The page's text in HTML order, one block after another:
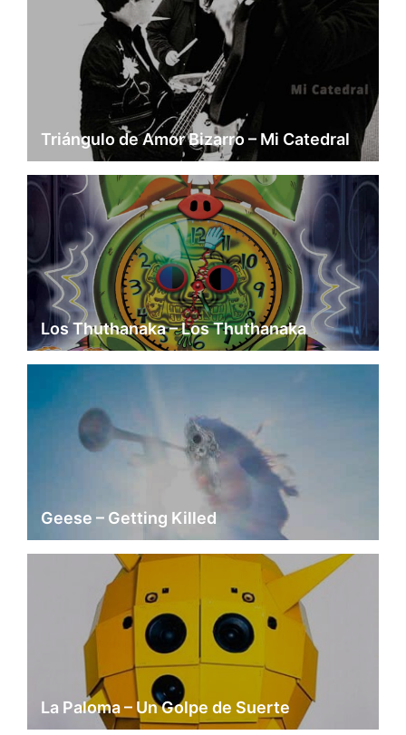
Triángulo de Amor Bizarro – Mi Catedral
Los Thuthanaka – Los Thuthanaka
Geese – Getting Killed
La Paloma – Un Golpe de Suerte